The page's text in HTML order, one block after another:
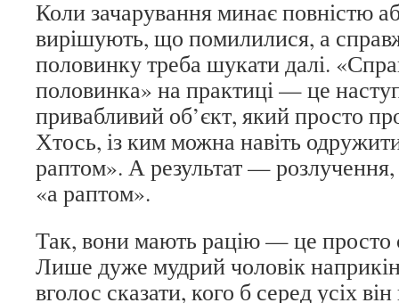
Коли зачарування минає повністю
вирішують, що помилилися, а
половинку треба шукати далі.
половинка» на практиці — це
привабливий об’єкт, який просто
Хтось, із ким можна навіть
раптом». А результат —
«а раптом».
Так, вони мають рацію — це просто
Лише дуже мудрий чоловік
вголос сказати, кого б серед усіх